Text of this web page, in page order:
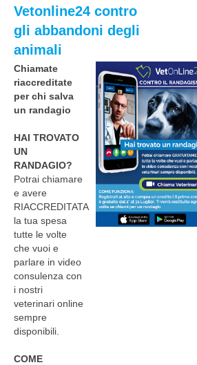
Vetonline24 contro
gli abbandoni degli
animali
Chiamate
riaccreditate
per chi salva
un randagio
HAI TROVATO
UN
RANDAGIO?
Potrai chiamare
e avere
RIACCREDITATA
la tua spesa
tutte le volte
che vuoi e
parlare in video
consulenza con
i nostri
veterinari online
sempre
disponibili.
COME